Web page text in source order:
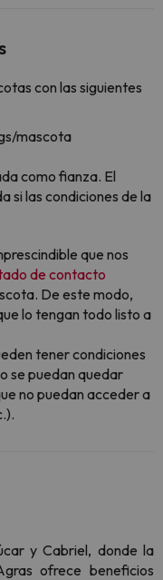
con las siguientes
mascota
como fianza. El
si las condiciones de la
que nos
de contacto
De este modo,
lo tengan todo listo a
tener condiciones
se puedan quedar
no puedan acceder a
y Cabriel, donde la
ofrece beneficios